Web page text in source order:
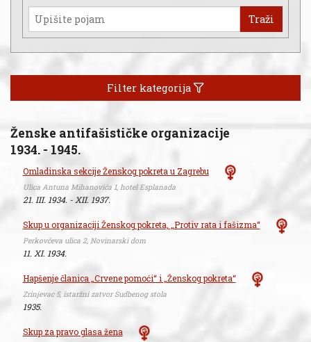
Traži
Filter kategorija
Ženske antifašističke organizacije
1934. - 1945.
Omladinska sekcije Ženskog pokreta u Zagrebu
Ulica Antuna Mihanovića 1, hotel Esplanada
21. III. 1934. - XII. 1937.
Skup u organizaciji Ženskog pokreta, „Protiv rata i fašizma“
Perkovčeva ulica 2, Novinarski dom
11. XI. 1934.
Hapšenje članica „Crvene pomoći“ i „Ženskog pokreta“
Zrinjevac 5, istaržni zatvor Sudbenog stola
1935.
Skup za pravo glasa žena